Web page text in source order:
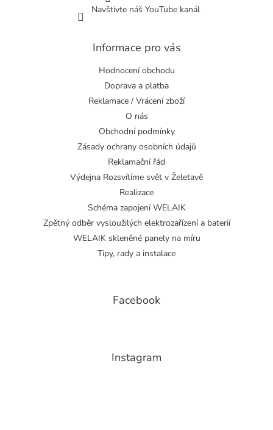
Navštivte náš YouTube kanál
Informace pro vás
Hodnocení obchodu
Doprava a platba
Reklamace / Vrácení zboží
O nás
Obchodní podmínky
Zásady ochrany osobních údajů
Reklamační řád
Výdejna Rozsvítíme svět v Želetavě
Realizace
Schéma zapojení WELAIK
Zpětný odběr vysloužilých elektrozařízení a baterií
WELAIK skleněné panely na míru
Tipy, rady a instalace
Facebook
Instagram